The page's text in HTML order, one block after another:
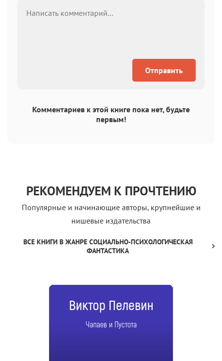
Отправить
Комментариев к этой книге пока нет, будьте
первым!
РЕКОМЕНДУЕМ К ПРОЧТЕНИЮ
Популярные и начинающие авторы, крупнейшие и
нишевые издательства
ВСЕ КНИГИ В ЖАНРЕ СОЦИАЛЬНО-ПСИХОЛОГИЧЕСКАЯ
ФАНТАСТИКА
Виктор Пелевин
Чапаев и Пустота